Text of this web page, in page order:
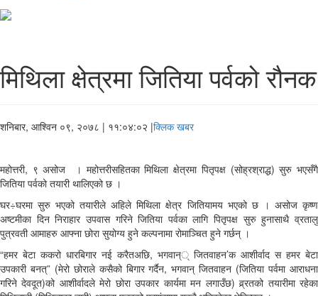
मिथिला क्षेत्रमा जितिया पर्वको रौनक
शनिबार, आश्विन ०९, २०७८ | ११:०४:०२ |क्लिक खबर
महोत्तरी, ९ असोज । महोत्तरीसहितका मिथिला क्षेत्रमा पितृपक्ष (सोह्रश्राद्ध) सुरु भएसँगै
जितिया पर्वको तयारी थालिएको छ ।
घर÷घरमा सुरु भएको तयारीले अहिले मिथिला क्षेत्र जितियामय भएको छ । असोज कृष्ण
अष्टमीका दिन निराहार उपवास गरिने जितिया पर्वका लागि पितृपक्ष सुरु हुनासाथै व्रतालु
पुत्रवती आमाहरु आफ्ना छोरा सुयोग्य हुने कल्पनामा रोमाञ्चित हुने गर्छन् ।
“हमर बेटा ककरो धारबिगार नई करैतअछि, भगवान्् जितवाहन’क आशीर्वाद स हमर बेटा
उपकारी बनत्” (मेरो छोराले कसैको बिगार गर्दैन, भगवान् जितवाहन (जितिया पर्वमा आराधना
गरिने देवदूत)को आशीर्वादले मेरो छोरा उपकार कार्यमा मन लगाउँछ) व्र्रतको तयारीमा रहेका